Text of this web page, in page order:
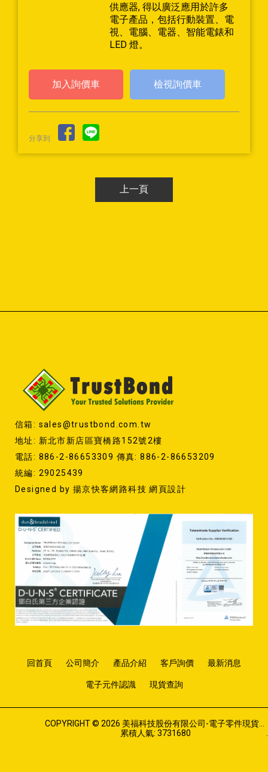
供應器, 得以廣泛應用於許多
電子產品，包括行動裝置、電
視、電腦、電器、智能電錶和
LED 燈。
檢視詢價車
分享到
上一頁
信箱: sales@trustbond.com.tw
地址: 新北市新店區寶橋路152號2樓
電話: 886-2-86653309 傳真: 886-2-86653209
統編: 29025439
Designed by 揚京快客網路科技 網頁設計
回首頁 公司簡介 產品介紹 客戶詢價 最新消息
電子元件認識 現貨查詢
累積人氣: 3731680